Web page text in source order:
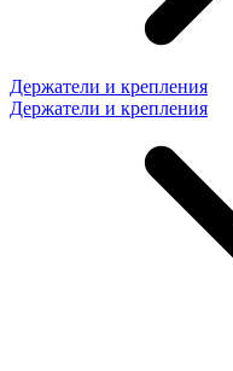
Держатели и крепления
Держатели и крепления